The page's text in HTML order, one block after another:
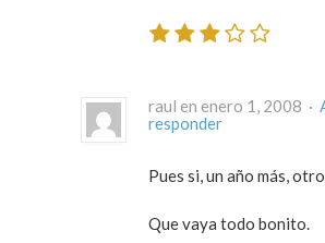
raul en enero 1, 2008 ·
responder
Pues si, un año más,
Que vaya todo bonito.